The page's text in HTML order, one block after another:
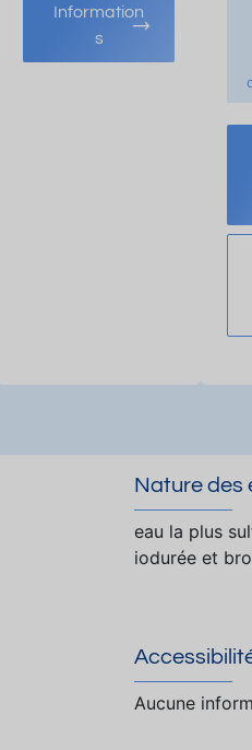
Information
s
Nature des
eau la plus
iodurée et
Aucune